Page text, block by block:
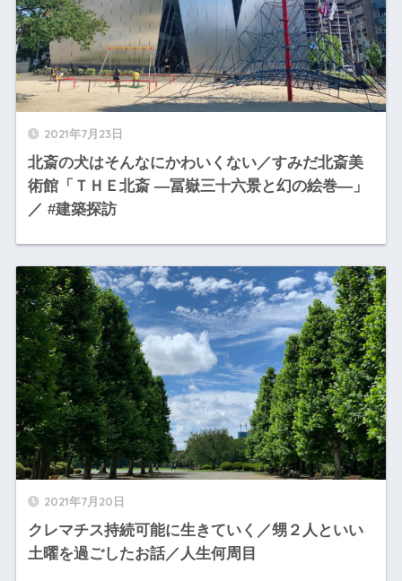
2021年7月23日
北斎の犬はそんなにかわいくない／すみだ北斎美
術館「ＴＨＥ北斎 ―冨嶽三十六景と幻の絵巻―」
／ #建築探訪
2021年7月20日
クレマチス持続可能に生きていく／甥２人といい
土曜を過ごしたお話／人生何周目